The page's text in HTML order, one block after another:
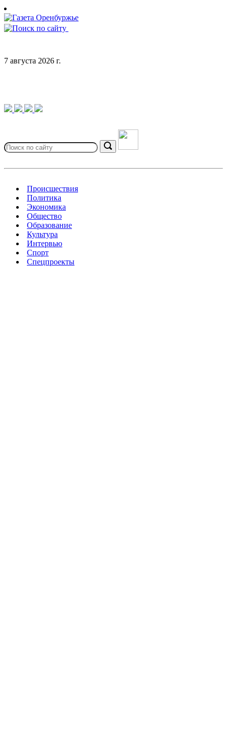
Skip
to
content
7 августа 2026 г.
for:
Search
Происшествия
Политика
Экономика
Общество
Образование
Культура
Интервью
Спорт
Спецпроекты